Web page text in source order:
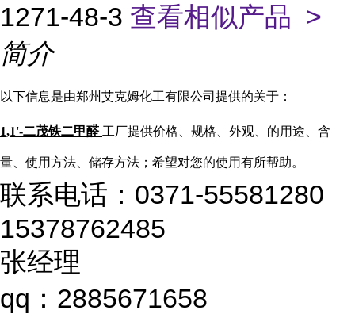
1271-48-3 查看相似产品 >
简介
以下信息是由郑州艾克姆化工有限公司提供的关于：
1,1'-二茂铁二甲醛 工厂提供价格、规格、外观、的用途、含
量、使用方法、储存方法；希望对您的使用有所帮助。
联系电话：0371-55581280
15378762485
张经理
qq：2885671658